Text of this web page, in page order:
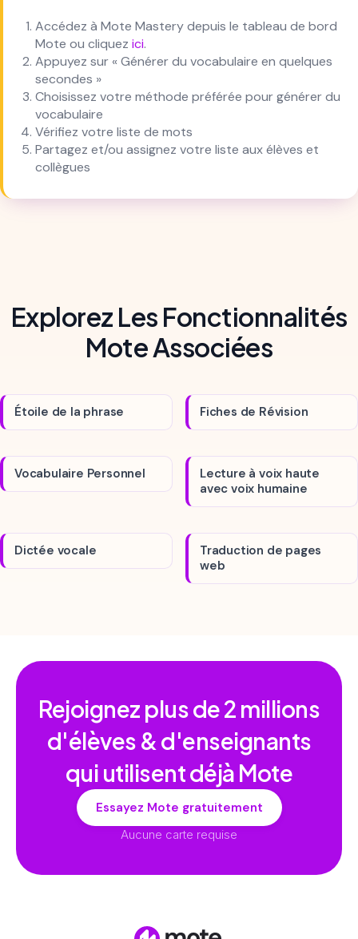
Accédez à Mote Mastery depuis le tableau de bord
Mote ou cliquez ici.
Appuyez sur « Générer du vocabulaire en quelques
secondes »
Choisissez votre méthode préférée pour générer du
vocabulaire
Vérifiez votre liste de mots
Partagez et/ou assignez votre liste aux élèves et
collègues
Explorez Les Fonctionnalités
Mote Associées
Étoile de la phrase Fiches de Révision
Vocabulaire Personnel
Lecture à voix haute
avec voix humaine
Dictée vocale
Traduction de pages
web
Rejoignez plus de2 millions
d'élèves & d'enseignants
qui utilisent déjà Mote
Essayez Mote gratuitement
Aucune carte requise